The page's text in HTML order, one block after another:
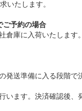
いたします。
ご予約の場合
倉庫に入荷いたします
発送準備に入る段階で
います。決済確認後